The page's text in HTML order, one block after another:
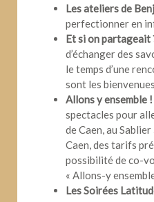
Les ateliers de
perfectionner en
Et si on partageait
d’échanger des
le temps d’une
sont les
Allons y ensemble !
spectacles pour
de Caen, au
Caen, des tarifs
possibilité de co-
« Allons-y
Les Soirées